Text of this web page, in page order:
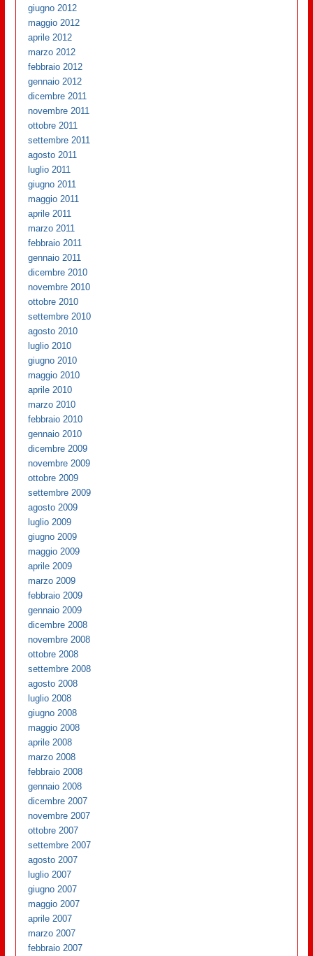
giugno 2012
maggio 2012
aprile 2012
marzo 2012
febbraio 2012
gennaio 2012
dicembre 2011
novembre 2011
ottobre 2011
settembre 2011
agosto 2011
luglio 2011
giugno 2011
maggio 2011
aprile 2011
marzo 2011
febbraio 2011
gennaio 2011
dicembre 2010
novembre 2010
ottobre 2010
settembre 2010
agosto 2010
luglio 2010
giugno 2010
maggio 2010
aprile 2010
marzo 2010
febbraio 2010
gennaio 2010
dicembre 2009
novembre 2009
ottobre 2009
settembre 2009
agosto 2009
luglio 2009
giugno 2009
maggio 2009
aprile 2009
marzo 2009
febbraio 2009
gennaio 2009
dicembre 2008
novembre 2008
ottobre 2008
settembre 2008
agosto 2008
luglio 2008
giugno 2008
maggio 2008
aprile 2008
marzo 2008
febbraio 2008
gennaio 2008
dicembre 2007
novembre 2007
ottobre 2007
settembre 2007
agosto 2007
luglio 2007
giugno 2007
maggio 2007
aprile 2007
marzo 2007
febbraio 2007